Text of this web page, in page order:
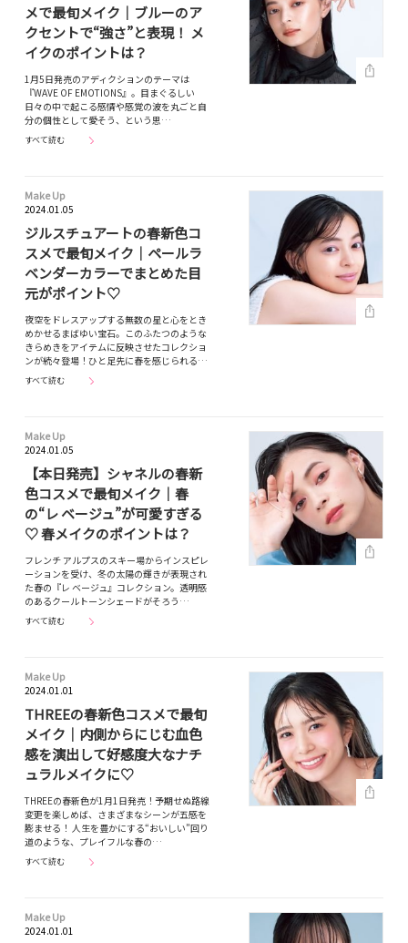
メで最旬メイク｜ブルーのア
クセントで“強さ”と表現！ メ
イクのポイントは？
1月5日発売のアディクションのテーマは
『WAVE OF EMOTIONS』。目まぐるしい
日々の中で起こる感情や感覚の波を丸ごと自
分の個性として愛そう、という思…
すべて読む
Make Up
2024.01.05
ジルスチュアートの春新色コ
スメで最旬メイク｜ペールラ
ベンダーカラーでまとめた目
元がポイント♡
夜空をドレスアップする無数の星と心をとき
めかせるまばゆい宝石。このふたつのような
きらめきをアイテムに反映させたコレクショ
ンが続々登場！ひと足先に春を感じられる…
すべて読む
Make Up
2024.01.05
【本日発売】シャネルの春新
色コスメで最旬メイク｜春
の“レ ベージュ”が可愛すぎる
♡ 春メイクのポイントは？
フレンチ アルプスのスキー場からインスピレ
ーションを受け、冬の太陽の輝きが表現され
た春の『レ ベージュ』コレクション。透明感
のあるクールトーンシェードがそろう…
すべて読む
Make Up
2024.01.01
THREEの春新色コスメで最旬
メイク｜内側からにじむ血色
感を演出して好感度大なナチ
ュラルメイクに♡
THREEの春新色が1月1日発売！予期せぬ路線
変更を楽しめば、さまざまなシーンが五感を
膨ませる！ 人生を豊かにする“おいしい”回り
道のような、プレイフルな春の…
すべて読む
Make Up
2024.01.01